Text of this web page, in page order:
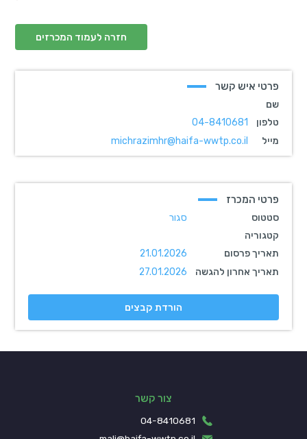
חזרה לעמוד המכרזים
פרטי איש קשר
שם
טלפון
מייל
04-8410681
michrazimhr@haifa-wwtp.co.il
פרטי המכרז
סטטוס
קטגוריה
תאריך פרסום
תאריך אחרון להגשה
סגור
21.01.2026
27.01.2026
הורדת קבצים
צור קשר
04-8410681